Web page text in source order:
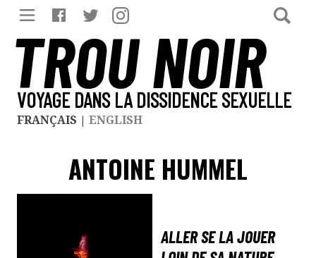
TROU NOIR
VOYAGE DANS LA DISSIDENCE SEXUELLE
FRANÇAIS | ENGLISH
ANTOINE HUMMEL
ALLER SE LA JOUER